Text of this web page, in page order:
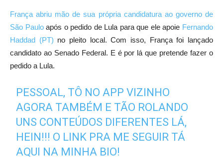
França abriu mão de sua própria candidatura ao governo de
São Pauloapós o pedido de Lula para que ele apoie Fernando
Haddad (PT) no pleito local. Com isso, França foi lançado
candidato ao Senado Federal. E é por lá que pretende fazer o
pedido a Lula.
PESSOAL, TÔ NO APP VIZINHO
AGORA TAMBÉM E TÃO ROLANDO
UNS CONTEÚDOS DIFERENTES LÁ,
HEIN!!! O LINK PRA ME SEGUIR TÁ
AQUI NA MINHA BIO!